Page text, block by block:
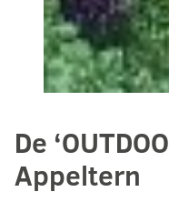
De
Appeltern